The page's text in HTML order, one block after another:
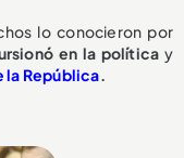
lo conocieron por
en la política y
la República.